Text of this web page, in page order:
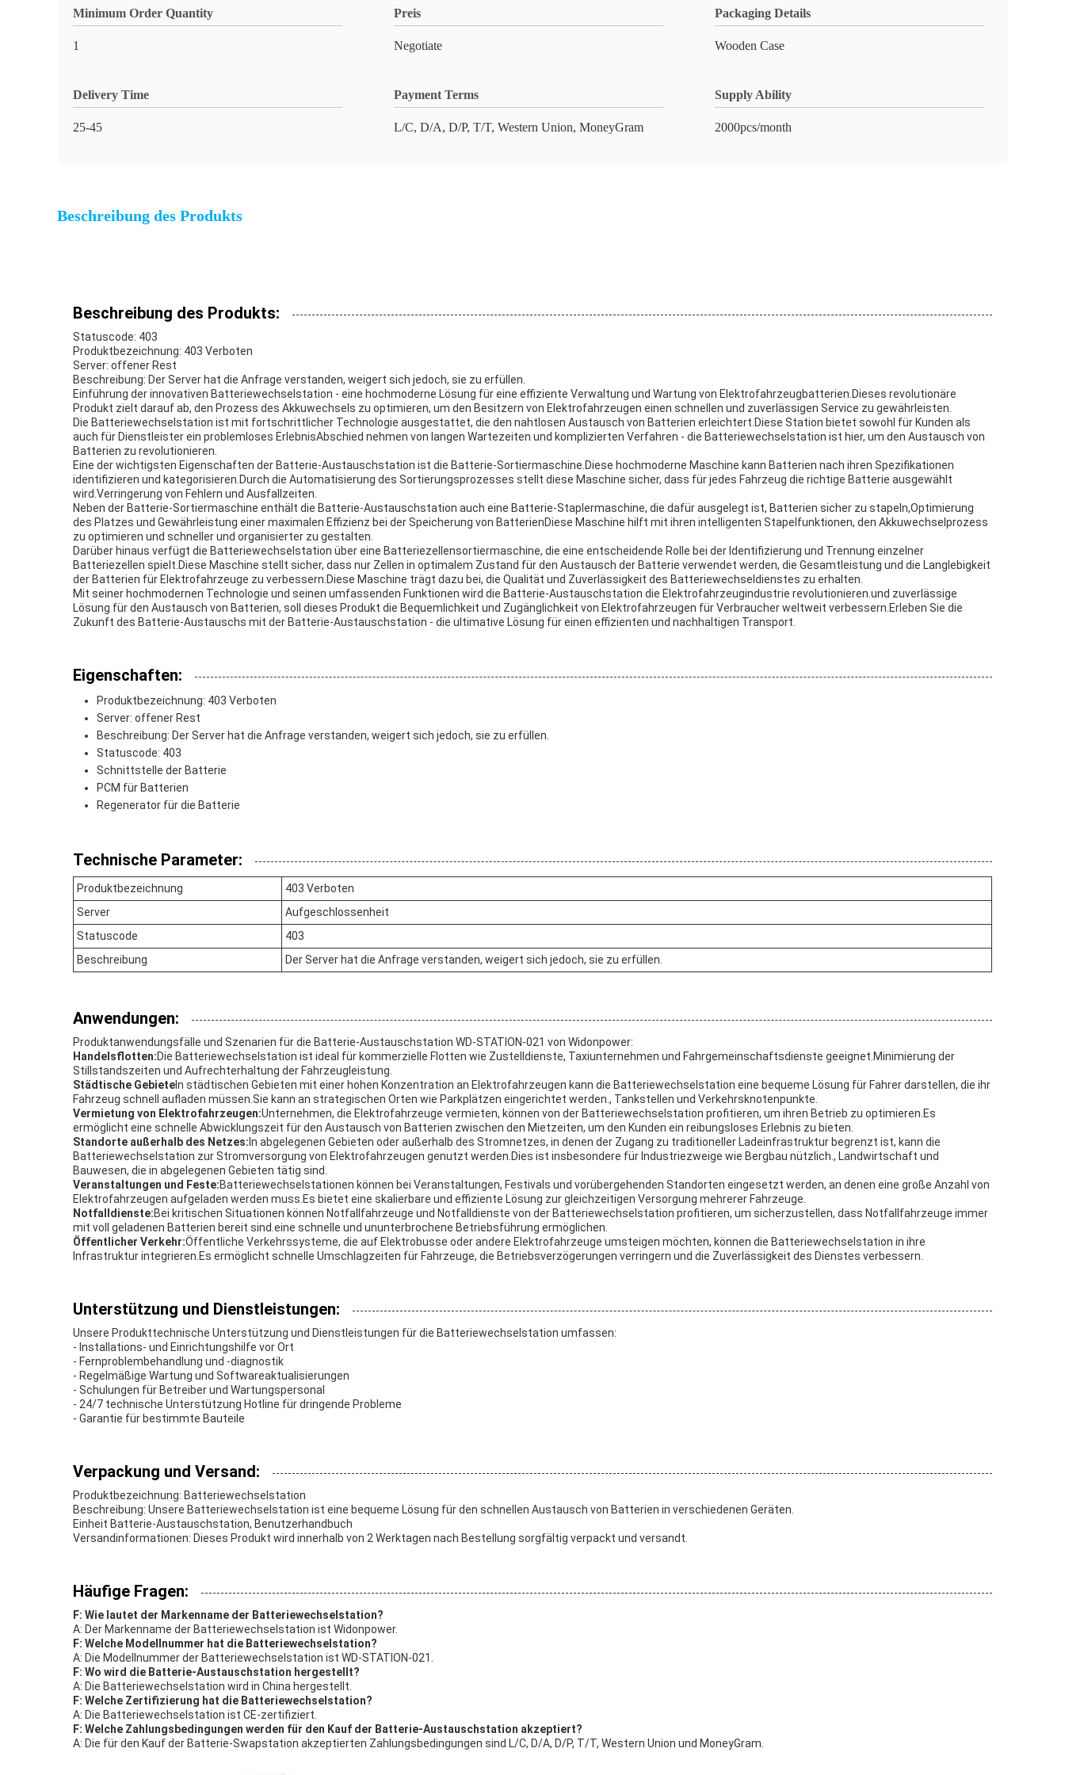
Minimum Order Quantity
1
Preis
Negotiate
Packaging Details
Wooden Case
Delivery Time
25-45
Payment Terms
L/C, D/A, D/P, T/T, Western Union, MoneyGram
Supply Ability
2000pcs/month
Beschreibung des Produkts
Beschreibung des Produkts:
Statuscode: 403
Produktbezeichnung: 403 Verboten
Server: offener Rest
Beschreibung: Der Server hat die Anfrage verstanden, weigert sich jedoch, sie zu erfüllen.
Einführung der innovativen Batteriewechselstation - eine hochmoderne Lösung für eine effiziente Verwaltung und Wartung von Elektrofahrzeugbatterien.Dieses revolutionäre
Produkt zielt darauf ab, den Prozess des Akkuwechsels zu optimieren, um den Besitzern von Elektrofahrzeugen einen schnellen und zuverlässigen Service zu gewährleisten.
Die Batteriewechselstation ist mit fortschrittlicher Technologie ausgestattet, die den nahtlosen Austausch von Batterien erleichtert.Diese Station bietet sowohl für Kunden als
auch für Dienstleister ein problemloses ErlebnisAbschied nehmen von langen Wartezeiten und komplizierten Verfahren - die Batteriewechselstation ist hier, um den Austausch von
Batterien zu revolutionieren.
Eine der wichtigsten Eigenschaften der Batterie-Austauschstation ist die Batterie-Sortiermaschine.Diese hochmoderne Maschine kann Batterien nach ihren Spezifikationen
identifizieren und kategorisieren.Durch die Automatisierung des Sortierungsprozesses stellt diese Maschine sicher, dass für jedes Fahrzeug die richtige Batterie ausgewählt
wird.Verringerung von Fehlern und Ausfallzeiten.
Neben der Batterie-Sortiermaschine enthält die Batterie-Austauschstation auch eine Batterie-Staplermaschine, die dafür ausgelegt ist, Batterien sicher zu stapeln,Optimierung
des Platzes und Gewährleistung einer maximalen Effizienz bei der Speicherung von BatterienDiese Maschine hilft mit ihren intelligenten Stapelfunktionen, den Akkuwechselprozess
zu optimieren und schneller und organisierter zu gestalten.
Darüber hinaus verfügt die Batteriewechselstation über eine Batteriezellensortiermaschine, die eine entscheidende Rolle bei der Identifizierung und Trennung einzelner
Batteriezellen spielt.Diese Maschine stellt sicher, dass nur Zellen in optimalem Zustand für den Austausch der Batterie verwendet werden, die Gesamtleistung und die Langlebigkeit
der Batterien für Elektrofahrzeuge zu verbessern.Diese Maschine trägt dazu bei, die Qualität und Zuverlässigkeit des Batteriewechseldienstes zu erhalten.
Mit seiner hochmodernen Technologie und seinen umfassenden Funktionen wird die Batterie-Austauschstation die Elektrofahrzeugindustrie revolutionieren.und zuverlässige
Lösung für den Austausch von Batterien, soll dieses Produkt die Bequemlichkeit und Zugänglichkeit von Elektrofahrzeugen für Verbraucher weltweit verbessern.Erleben Sie die
Zukunft des Batterie-Austauschs mit der Batterie-Austauschstation - die ultimative Lösung für einen effizienten und nachhaltigen Transport.
Eigenschaften:
Produktbezeichnung: 403 Verboten
Server: offener Rest
Beschreibung: Der Server hat die Anfrage verstanden, weigert sich jedoch, sie zu erfüllen.
Statuscode: 403
Schnittstelle der Batterie
PCM für Batterien
Regenerator für die Batterie
Technische Parameter:
Produktbezeichnung
403 Verboten
Server
Aufgeschlossenheit
Statuscode
403
Beschreibung
Der Server hat die Anfrage verstanden, weigert sich jedoch, sie zu erfüllen.
Anwendungen:
Produktanwendungsfälle und Szenarien für die Batterie-Austauschstation WD-STATION-021 von Widonpower:
Handelsflotten:Die Batteriewechselstation ist ideal für kommerzielle Flotten wie Zustelldienste, Taxiunternehmen und Fahrgemeinschaftsdienste geeignet.Minimierung der
Stillstandszeiten und Aufrechterhaltung der Fahrzeugleistung.
Städtische GebieteIn städtischen Gebieten mit einer hohen Konzentration an Elektrofahrzeugen kann die Batteriewechselstation eine bequeme Lösung für Fahrer darstellen, die ihr
Fahrzeug schnell aufladen müssen.Sie kann an strategischen Orten wie Parkplätzen eingerichtet werden., Tankstellen und Verkehrsknotenpunkte.
Vermietung von Elektrofahrzeugen:Unternehmen, die Elektrofahrzeuge vermieten, können von der Batteriewechselstation profitieren, um ihren Betrieb zu optimieren.Es
ermöglicht eine schnelle Abwicklungszeit für den Austausch von Batterien zwischen den Mietzeiten, um den Kunden ein reibungsloses Erlebnis zu bieten.
Standorte außerhalb des Netzes: In abgelegenen Gebieten oder außerhalb des Stromnetzes, in denen der Zugang zu traditioneller Ladeinfrastruktur begrenzt ist, kann die
Batteriewechselstation zur Stromversorgung von Elektrofahrzeugen genutzt werden.Dies ist insbesondere für Industriezweige wie Bergbau nützlich., Landwirtschaft und
Bauwesen, die in abgelegenen Gebieten tätig sind.
Veranstaltungen und Feste:Batteriewechselstationen können bei Veranstaltungen, Festivals und vorübergehenden Standorten eingesetzt werden, an denen eine große Anzahl von
Elektrofahrzeugen aufgeladen werden muss.Es bietet eine skalierbare und effiziente Lösung zur gleichzeitigen Versorgung mehrerer Fahrzeuge.
Notfalldienste:Bei kritischen Situationen können Notfallfahrzeuge und Notfalldienste von der Batteriewechselstation profitieren, um sicherzustellen, dass Notfallfahrzeuge immer
mit voll geladenen Batterien bereit sind.eine schnelle und ununterbrochene Betriebsführung ermöglichen.
Öffentlicher Verkehr:Öffentliche Verkehrssysteme, die auf Elektrobusse oder andere Elektrofahrzeuge umsteigen möchten, können die Batteriewechselstation in ihre
Infrastruktur integrieren.Es ermöglicht schnelle Umschlagzeiten für Fahrzeuge, die Betriebsverzögerungen verringern und die Zuverlässigkeit des Dienstes verbessern.
Unterstützung und Dienstleistungen:
Unsere Produkttechnische Unterstützung und Dienstleistungen für die Batteriewechselstation umfassen:
- Installations- und Einrichtungshilfe vor Ort
- Fernproblembehandlung und -diagnostik
- Regelmäßige Wartung und Softwareaktualisierungen
- Schulungen für Betreiber und Wartungspersonal
- 24/7 technische Unterstützung Hotline für dringende Probleme
- Garantie für bestimmte Bauteile
Verpackung und Versand:
Produktbezeichnung: Batteriewechselstation
Beschreibung: Unsere Batteriewechselstation ist eine bequeme Lösung für den schnellen Austausch von Batterien in verschiedenen Geräten.
Einheit Batterie-Austauschstation, Benutzerhandbuch
Versandinformationen: Dieses Produkt wird innerhalb von 2 Werktagen nach Bestellung sorgfältig verpackt und versandt.
Häufige Fragen:
F: Wie lautet der Markenname der Batteriewechselstation?
A: Der Markenname der Batteriewechselstation ist Widonpower.
F: Welche Modellnummer hat die Batteriewechselstation?
A: Die Modellnummer der Batteriewechselstation ist WD-STATION-021.
F: Wo wird die Batterie-Austauschstation hergestellt?
A: Die Batteriewechselstation wird in China hergestellt.
F: Welche Zertifizierung hat die Batteriewechselstation?
A: Die Batteriewechselstation ist CE-zertifiziert.
F: Welche Zahlungsbedingungen werden für den Kauf der Batterie-Austauschstation akzeptiert?
A: Die für den Kauf der Batterie-Swapstation akzeptierten Zahlungsbedingungen sind L/C, D/A, D/P, T/T, Western Union und MoneyGram.